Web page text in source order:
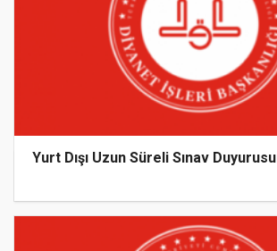
Yurt Dışı Uzun Süreli Sınav Duyurusu